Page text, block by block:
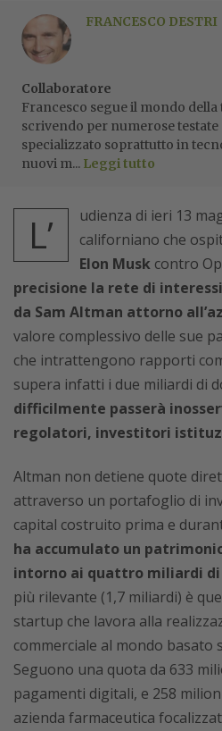
FRANCESCO DESTRI
Collaboratore
Francesco segue il mondo della
scrivendo per numerose testate
specializzato soprattutto in
nuovi m... Leggi tutto
L’
udienza di ieri 13
californiano che
Elon Musk contro
precisione la rete di
da Sam Altman attorno
valore complessivo delle sue
che intrattengono rapporti
supera infatti i due miliardi di
difficilmente passerà
regolatori, investitori
Altman non detiene quote
attraverso un portafoglio di
capital costruito prima e
ha accumulato un
intorno ai quattro miliardi
più rilevante (1,7 miliardi) è
startup che lavora alla
commerciale al mondo basato
Seguono una quota da 633
pagamenti digitali, e 258
azienda farmaceutica